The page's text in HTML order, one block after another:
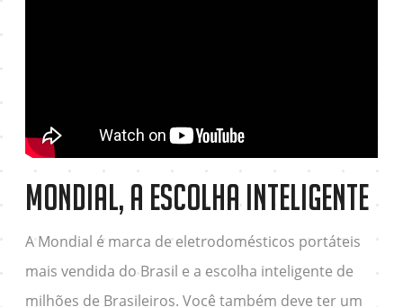
Mondial, a escolha inteligente
A Mondial é marca de eletrodomésticos portáteis
mais vendida do Brasil e a escolha inteligente de
milhões de Brasileiros. Você também deve ter um